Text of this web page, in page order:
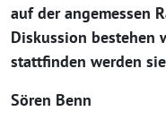
auf der angemessen
Diskussion bestehen
stattfinden werden
Sören Benn